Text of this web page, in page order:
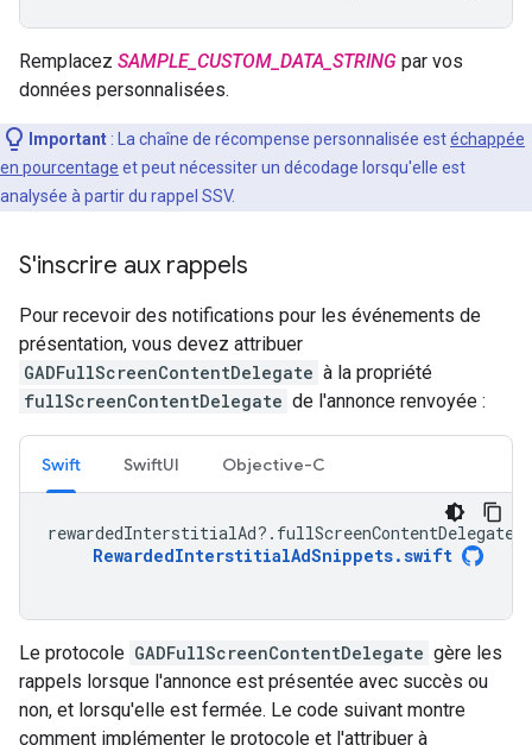
Remplacez SAMPLE_CUSTOM_DATA_STRING par vos
données personnalisées.
Important : La chaîne de récompense personnalisée estéchappée
en pourcentage et peut nécessiter un décodage lorsqu'elle est
analysée à partir du rappel SSV.
S'inscrire aux rappels
Pour recevoir des notifications pour les événements de
présentation, vous devez attribuer
GADFullScreenContentDelegate à la propriété
fullScreenContentDelegate de l'annonce renvoyée :
Swift SwiftUI Objective-C
rewardedInterstitialAd?. fullScreenContentDelegate
RewardedInterstitialAdSnippets.swift
Le protocole GADFullScreenContentDelegate gère les
rappels lorsque l'annonce est présentée avec succès ou
non, et lorsqu'elle est fermée. Le code suivant montre
comment implémenter le protocole et l'attribuer à